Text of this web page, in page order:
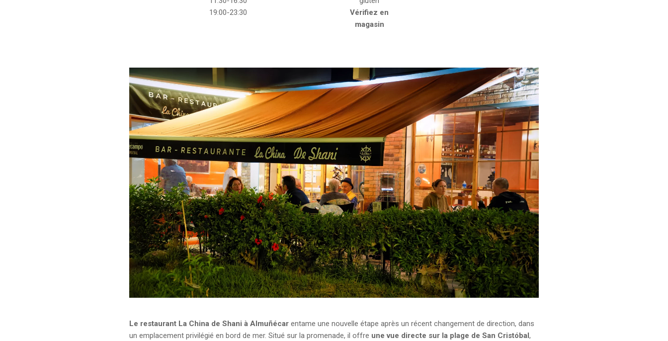
19:00-23:30
Vérifiez en
magasin
Le restaurant La China de Shani à Almuñécar entame une nouvelle étape après un récent changement de direction, dans
un emplacement privilégié en bord de mer. Situé sur la promenade, il offre une vue directe sur la plage de San Cristóbal,